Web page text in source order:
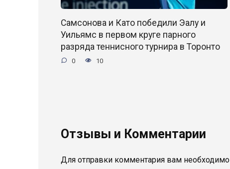
Самсонова и Като победили Эалу и
Уильямс в первом круге парного
разряда теннисного турнира в Торонто
0 10
Отзывы и Комментарии
Для отправки комментария вам необходимо